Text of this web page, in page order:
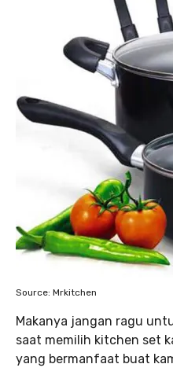
Source: Mrkitchen
Makanya jangan ragu
saat memilih kitchen set
yang bermanfaat buat